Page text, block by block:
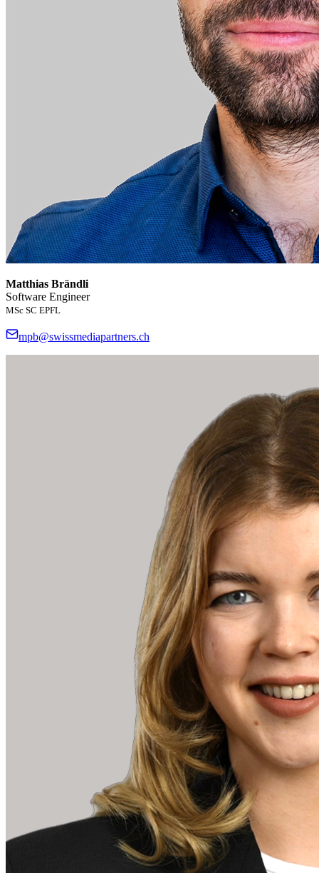
Matthias Brändli
Software Engineer
MSc SC EPFL
mpb@swissmediapartners.ch